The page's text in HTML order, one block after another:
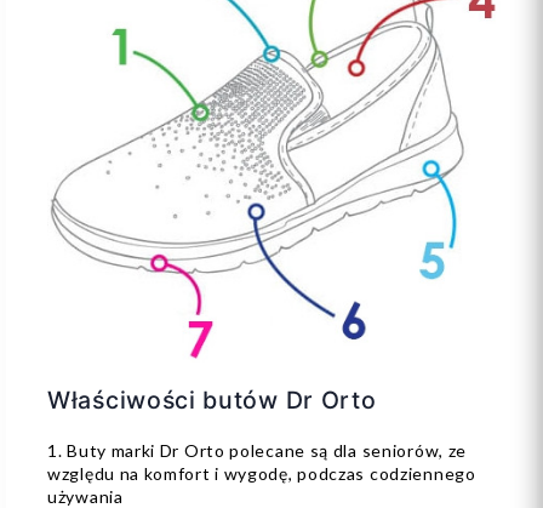
Właściwości butów Dr Orto
1. Buty marki Dr Orto polecane są dla seniorów, ze
względu na komfort i wygodę, podczas codziennego
używania